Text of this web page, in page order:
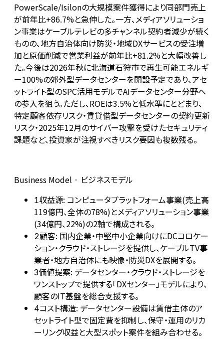
PowerScale/Isilonの大規模案件獲得により同部門売上
が前年比+86.7%と急伸した。一方、メディアソリューショ
ン事業はケーブルテレビの多チャンネル契約者減少が続く
ものの、地方自治体向け防災・地域DXサービスの受注増
加と原価削減で営業利益が前年比+81.2%と大幅改善し
た。今後は2026年秋に北海道石狩市で再生可能エネルギ
ー100%の郊外型データセンターを開設予定であり、アセ
ットライト型のSPC活用モデルでAIデータセンター分野へ
の参入を狙う。ただし、ROEは3.5%と低水準にとどまり、
特定顧客依存リスク・賃貸借型データセンターの契約更新
リスク・2025年12月のサイバー攻撃を受けたセキュリティ
課題など、投資家が注視すべきリスク要因も複数残る。
Business Model · ビジネスモデル
1収益源: コンピュータプラットフォーム事業(売上高
119億円、全体の78%)とメディアソリューション事業
(34億円、22%)の2軸で構成される。
2顧客: 国内企業・中堅中小企業向けにDCコロケー
ション・クラウド・ストレージを提供し、ケーブルTV事
業者・地方自治体にも映像・防災DXを展開する。
3価値提案: データセンター・クラウド・ストレージを
ワンストップで提供する「DXセンター」モデルにより、
顧客のIT基盤を総合支援する。
4コスト構造: データセンター設備は賃借主体のア
セットライト型で固定費を抑制し、保守・運用のリカ
ーリング収益と大型スポット案件を組み合わせる。